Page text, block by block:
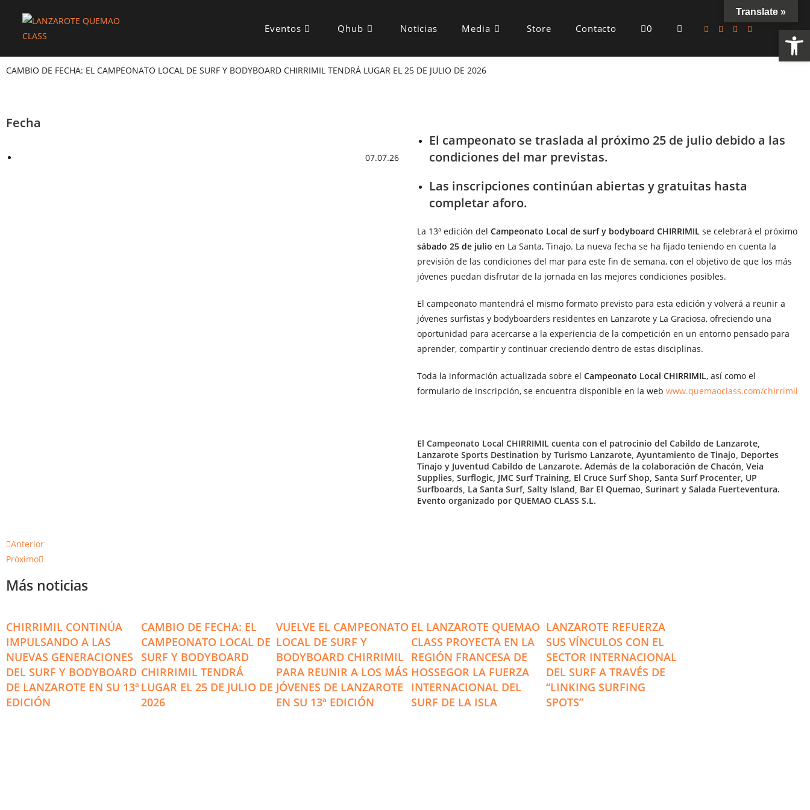
Eventos Qhub Noticias Media Store Contacto 0
CAMBIO DE FECHA: EL CAMPEONATO LOCAL DE SURF Y BODYBOARD CHIRRIMIL TENDRÁ LUGAR EL 25 DE JULIO DE 2026
Fecha
07.07.26
El campeonato se traslada al próximo 25 de julio debido a las
condiciones del mar previstas.
Las inscripciones continúan abiertas y gratuitas hasta
completar aforo.
La 13ª edición del Campeonato Local de surf y bodyboard CHIRRIMIL se celebrará el próximo
sábado 25 de julio en La Santa, Tinajo. La nueva fecha se ha fijado teniendo en cuenta la
previsión de las condiciones del mar para este fin de semana, con el objetivo de que los más
jóvenes puedan disfrutar de la jornada en las mejores condiciones posibles.
El campeonato mantendrá el mismo formato previsto para esta edición y volverá a reunir a
jóvenes surfistas y bodyboarders residentes en Lanzarote y La Graciosa, ofreciendo una
oportunidad para acercarse a la experiencia de la competición en un entorno pensado para
aprender, compartir y continuar creciendo dentro de estas disciplinas.
Toda la información actualizada sobre el Campeonato Local CHIRRIMIL, así como el
formulario de inscripción, se encuentra disponible en la web www.quemaoclass.com/chirrimil
El Campeonato Local CHIRRIMIL cuenta con el patrocinio del Cabildo de Lanzarote,
Lanzarote Sports Destination by Turismo Lanzarote, Ayuntamiento de Tinajo, Deportes
Tinajo y Juventud Cabildo de Lanzarote. Además de la colaboración de Chacón, Veia
Supplies, Surflogic, JMC Surf Training, El Cruce Surf Shop, Santa Surf Procenter, UP
Surfboards, La Santa Surf, Salty Island, Bar El Quemao, Surinart y Salada Fuerteventura.
Evento organizado por QUEMAO CLASS S.L.
Anterior
Próximo
Más noticias
CHIRRIMIL CONTINÚA
IMPULSANDO A LAS
NUEVAS GENERACIONES
DEL SURF Y BODYBOARD
DE LANZAROTE EN SU 13ª
EDICIÓN
CAMBIO DE FECHA: EL
CAMPEONATO LOCAL DE
SURF Y BODYBOARD
CHIRRIMIL TENDRÁ
LUGAR EL 25 DE JULIO DE
2026
VUELVE EL CAMPEONATO
LOCAL DE SURF Y
BODYBOARD CHIRRIMIL
PARA REUNIR A LOS MÁS
JÓVENES DE LANZAROTE
EN SU 13ª EDICIÓN
EL LANZAROTE QUEMAO
CLASS PROYECTA EN LA
REGIÓN FRANCESA DE
HOSSEGOR LA FUERZA
INTERNACIONAL DEL
SURF DE LA ISLA
LANZAROTE REFUERZA
SUS VÍNCULOS CON EL
SECTOR INTERNACIONAL
DEL SURF A TRAVÉS DE
“LINKING SURFING
SPOTS”
Translate »